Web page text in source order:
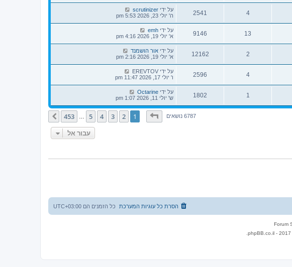
4
2541 על ידי scrutinizer
ה' יולי 23, 2026 5:53 pm
13
9146 על ידי emh
א' יולי 19, 2026 4:16 pm
2
12162 על ידי אור הושמנד
א' יולי 19, 2026 2:16 pm
4
2596 על ידי EREVTOV
ו' יולי 17, 2026 11:47 pm
1
1802 על ידי Octarine
ש' יולי 11, 2026 1:07 pm
6787 נושאים
דף1מתוך 453
1
2
3
4
5
…
453 הבא
עבור אל
כל הזמנים הם UTC+03:00 הסרת כל עוגיות המערכת